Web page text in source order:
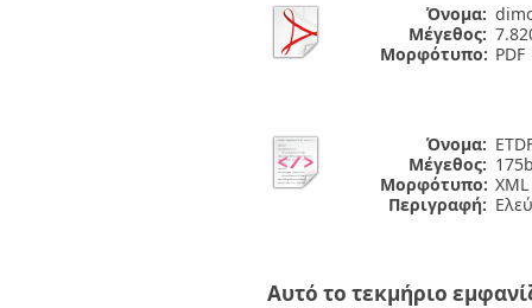
Όνομα:
Μέγεθος:
Μορφότυπο: PDF
Όνομα:
Μέγεθος:
Μορφότυπο: XML
Περιγραφή:
Αυτό το τεκμήριο